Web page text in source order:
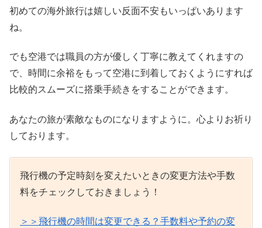
初めての海外旅行は嬉しい反面不安もいっぱいあります
ね。
でも空港では職員の方が優しく丁寧に教えてくれますの
で、時間に余裕をもって空港に到着しておくようにすれば
比較的スムーズに搭乗手続きをすることができます。
あなたの旅が素敵なものになりますように。心よりお祈り
しております。
飛行機の予定時刻を変えたいときの変更方法や手数
料をチェックしておきましょう！
＞＞飛行機の時間は変更できる？手数料や予約の変